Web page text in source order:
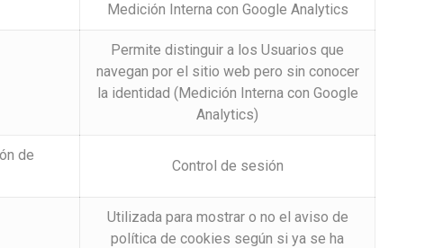
Medición Interna con Google Analytics
Permite distinguir a los Usuarios que
navegan por el sitio web pero sin conocer
la identidad (Medición Interna con Google
Analytics)
de
Control de sesión
Utilizada para mostrar o no el aviso de
política de cookies según si ya se ha